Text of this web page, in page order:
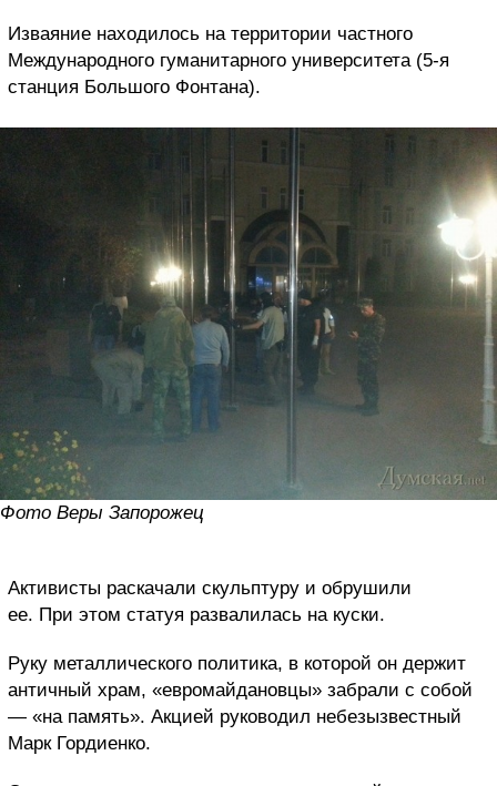
Изваяние находилось на территории частного
Международного гуманитарного университета (5-я
станция Большого Фонтана).
Фото Веры Запорожец
Активисты раскачали скульптуру и обрушили
ее. При этом статуя развалилась на куски.
Руку металлического политика, в которой он держит
античный храм, «евромайдановцы» забрали с собой
— «на память». Акцией руководил небезызвестный
Марк Гордиенко.